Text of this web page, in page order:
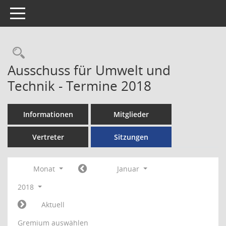
Toggle navigation
Rechercheauswahl
Ausschuss für Umwelt und
Technik - Termine 2018
Informationen Mitglieder
Vertreter Sitzungen
Monat
Januar
2018
Aktuell
Gremium auswählen